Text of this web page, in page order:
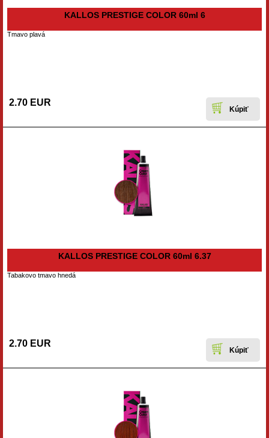
KALLOS PRESTIGE COLOR 60ml 6
Tmavo plavá
2.70 EUR
KALLOS PRESTIGE COLOR 60ml 6.37
Tabakovo tmavo hnedá
2.70 EUR